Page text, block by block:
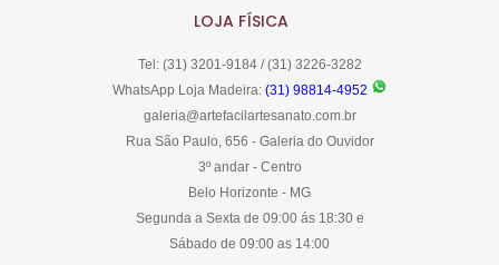
LOJA FÍSICA
Tel: (31) 3201-9184 / (31) 3226-3282
WhatsApp Loja Madeira: (31) 98814-4952
galeria@artefacilartesanato.com.br
Rua São Paulo, 656 - Galeria do Ouvidor
3º andar - Centro
Belo Horizonte - MG
Segunda a Sexta de 09:00 ás 18:30 e
Sábado de 09:00 as 14:00